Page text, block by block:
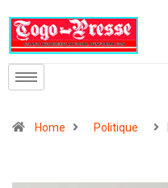
Home Politique